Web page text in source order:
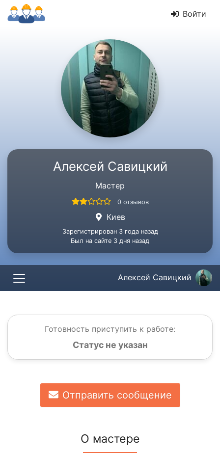
Войти
Алексей Савицкий
Мастер
0 отзывов
Киев
Зарегистрирован 3 года назад
Был на сайте 3 дня назад
Алексей Савицкий
Готовность приступить к работе:
Статус не указан
Отправить сообщение
О мастере